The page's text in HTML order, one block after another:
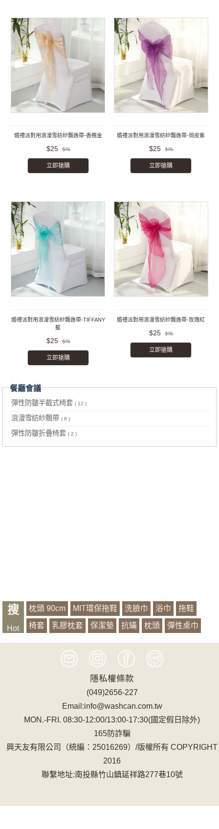
婚禮派對用浪漫雪紡紗飄逸帶-香檳金
$25 $75
立即搶購
婚禮派對用浪漫雪紡紗飄逸帶-俏皮紫
$25 $75
立即搶購
婚禮派對用浪漫雪紡紗飄逸帶-TIFFANY
藍
$25 $75
立即搶購
婚禮派對用浪漫雪紡紗飄逸帶-玫瑰紅
$25 $75
立即搶購
餐廳會議
彈性防皺半截式椅套 ( 12 )
浪漫雪紡紗飄帶 ( 8 )
彈性防皺折疊椅套 ( 2 )
搜
Hot
枕頭 90cm MIT環保拖鞋 洗臉巾 浴巾 拖鞋
椅套 乳膠枕套 保潔墊 抗蟎 枕頭 彈性桌巾
有機山蕉 記憶 腳踏 萱銀 浴袍 家飾
隱私權條款
(049)2656-227
Email:info@washcan.com.tw
MON.-FRI. 08:30-12:00/13:00-17:30(國定假日除外)
165防詐騙
興天友有限公司（統編：25016269）/版權所有 COPYRIGHT
2016
聯繫地址:南投縣竹山鎮延祥路277巷10號